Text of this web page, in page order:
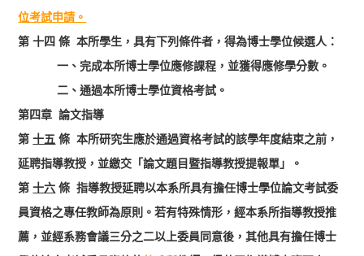
位考試申請。
第 十四 條 本所學生，具有下列條件者，得為博士學位候選人：
一、完成本所博士學位應修課程，並獲得應修學分數。
二、通過本所博士學位資格考試。
第四章 論文指導
第十五 條 本所研究生應於通過資格考試的該學年度結束之前，
延聘指導教授，並繳交「論文題目暨指導教授提報單」。
第十六 條 指導教授延聘以本系所具有擔任博士學位論文考試委
員資格之專任教師為原則。若有特殊情形，經本系所指導教授推
薦，並經系務會議三分之二以上委員同意後，其他具有擔任博士